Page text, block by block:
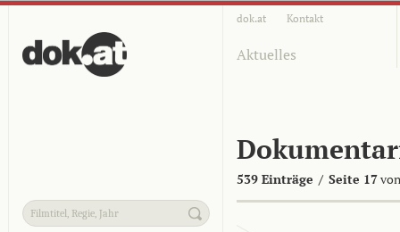
dok.at Kontakt
Aktuelles
539 Einträge / Seite 17